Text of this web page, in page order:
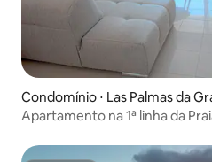
Condomínio ⋅ Las Palmas da
Apartamento na 1ª linha da